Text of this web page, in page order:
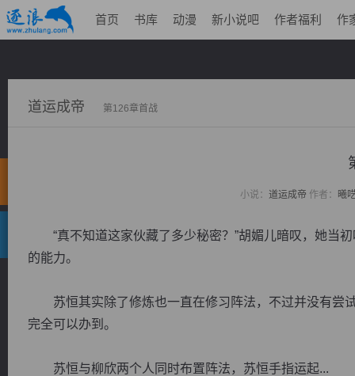
首页 书库 动漫 新小说吧 作者福利 作
道运成帝 第126章首战
小说： 道运成帝 作者： 曦
“真不知道这家伙藏了多少秘密？”胡媚儿暗叹，她当
的能力。
苏恒其实除了修炼也一直在修习阵法，不过并没有尝
完全可以办到。
苏恒与柳欣两个人同时布置阵法，苏恒手指运起...